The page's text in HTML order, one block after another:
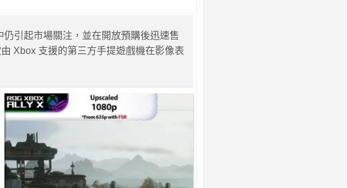
仍引起市場關注，並在開放預購後迅速售
Xbox 支援的第三方手提遊戲機在影像表